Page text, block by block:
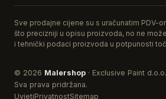
Sve prodajne cijene su s uračunatim PDV-
što precizniji u opisu proizvoda, no ne
i tehnički podaci proizvoda u potpunosti
© 2026 Malershop · Exclusive Paint
Sva prava pridržana.
UvjetiPrivatnostSitemap